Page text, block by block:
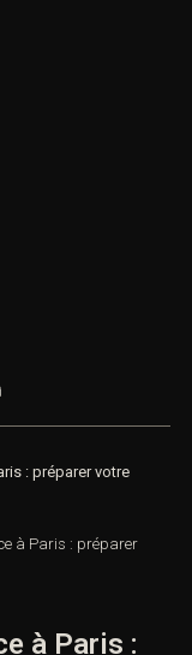
: préparer votre
à Paris : préparer
à Paris :